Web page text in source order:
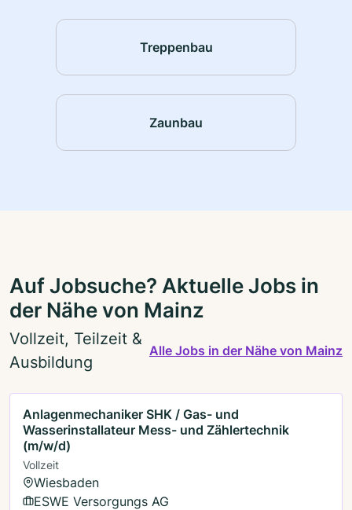
Treppenbau
Zaunbau
Auf Jobsuche? Aktuelle Jobs in
der Nähe von Mainz
Vollzeit, Teilzeit &
Ausbildung
Alle Jobs in der Nähe von Mainz
Anlagenmechaniker SHK / Gas- und
Wasserinstallateur Mess- und Zählertechnik
(m/w/d)
Vollzeit
Wiesbaden
ESWE Versorgungs AG